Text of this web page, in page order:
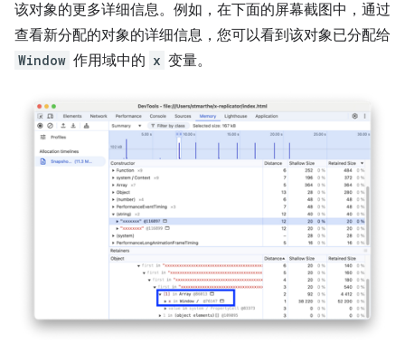
该对象的更多详细信息。例如，在下面的屏幕截图中，通过
查看新分配的对象的详细信息，您可以看到该对象已分配给
Window 作用域中的 x 变量。